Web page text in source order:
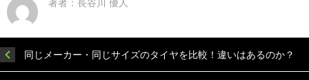
著者：長谷川 優人
同じメーカー・同じサイズのタイヤを比較！違いはあるのか？